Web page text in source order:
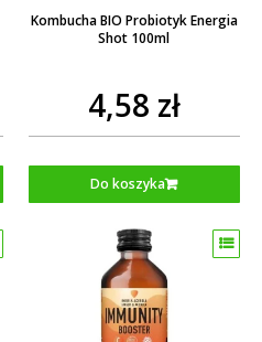
Kombucha BIO Probiotyk Energia
Shot 100ml
4,58 zł
Do koszyka